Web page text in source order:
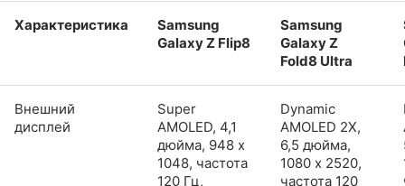
Характеристика
Samsung
Galaxy Z Flip8
Samsung
Galaxy Z
Fold8 Ultra
Внешний
дисплей
Super
AMOLED, 4,1
дюйма, 948 x
1048, частота
120 Гц,
Dynamic
AMOLED 2X,
6,5 дюйма,
1080 x 2520,
частота 120